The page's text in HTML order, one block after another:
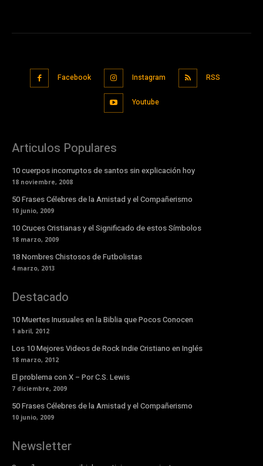
Facebook Instagram RSS
Youtube
Articulos Populares
10 cuerpos incorruptos de santos sin explicación hoy
18 noviembre, 2008
50 Frases Célebres de la Amistad y el Compañerismo
10 junio, 2009
10 Cruces Cristianas y el Significado de estos Símbolos
18 marzo, 2009
18 Nombres Chistosos de Futbolistas
4 marzo, 2013
Destacado
10 Muertes Inusuales en la Biblia que Pocos Conocen
1 abril, 2012
Los 10 Mejores Videos de Rock Indie Cristiano en Inglés
18 marzo, 2012
El problema con X – Por C.S. Lewis
7 diciembre, 2009
50 Frases Célebres de la Amistad y el Compañerismo
10 junio, 2009
Newsletter